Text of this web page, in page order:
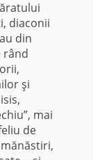
diaconii
din
rând
şi
mai
de